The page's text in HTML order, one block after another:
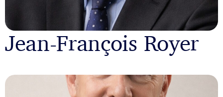
Jean-François Royer